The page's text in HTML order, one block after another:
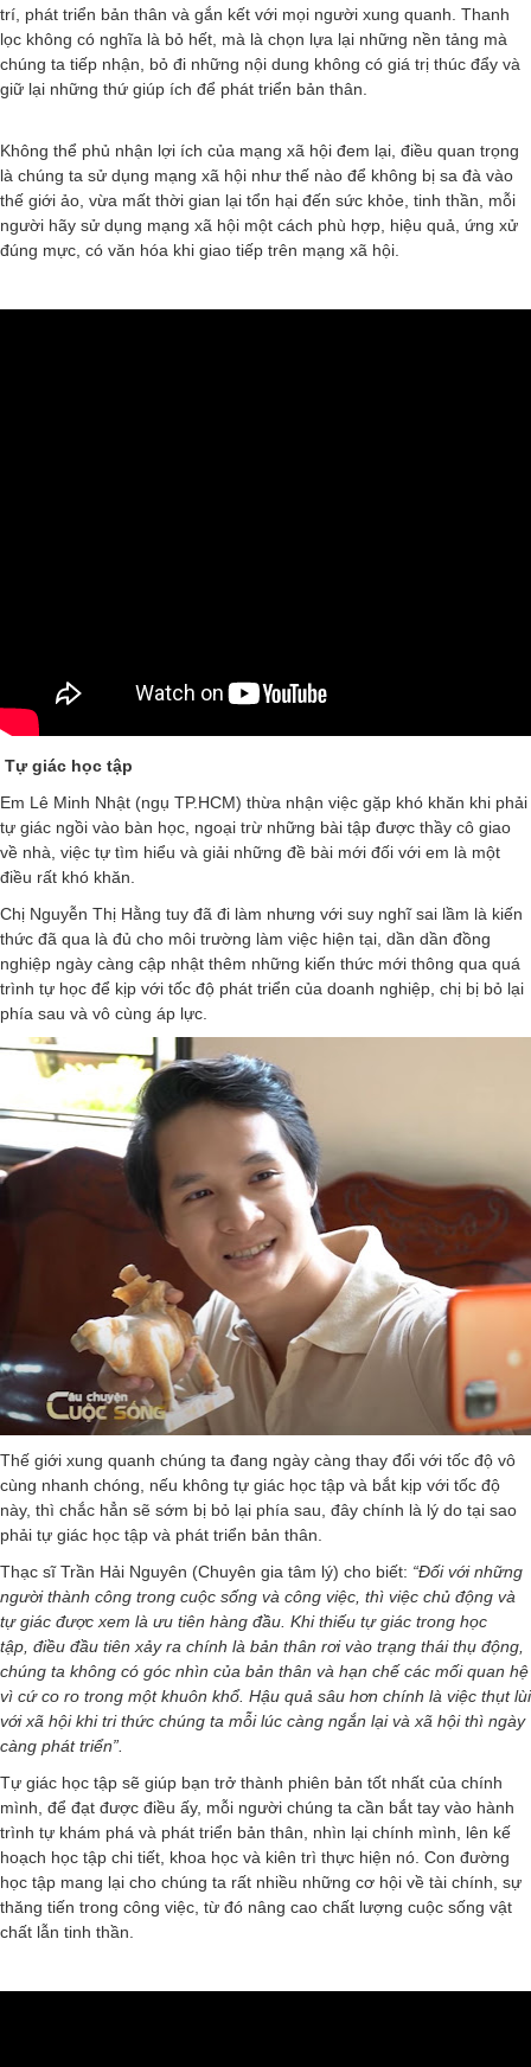
trí, phát triển bản thân và gắn kết với mọi người xung quanh. Thanh
lọc không có nghĩa là bỏ hết, mà là chọn lựa lại những nền tảng mà
chúng ta tiếp nhận, bỏ đi những nội dung không có giá trị thúc đẩy và
giữ lại những thứ giúp ích để phát triển bản thân.
Không thể phủ nhận lợi ích của mạng xã hội đem lại, điều quan trọng
là chúng ta sử dụng mạng xã hội như thế nào để không bị sa đà vào
thế giới ảo, vừa mất thời gian lại tổn hại đến sức khỏe, tinh thần, mỗi
người hãy sử dụng mạng xã hội một cách phù hợp, hiệu quả, ứng xử
đúng mực, có văn hóa khi giao tiếp trên mạng xã hội.
Tự giác học tập
Em Lê Minh Nhật (ngụ TP.HCM) thừa nhận việc gặp khó khăn khi phải
tự giác ngồi vào bàn học, ngoại trừ những bài tập được thầy cô giao
về nhà, việc tự tìm hiểu và giải những đề bài mới đối với em là một
điều rất khó khăn.
Chị Nguyễn Thị Hằng tuy đã đi làm nhưng với suy nghĩ sai lầm là kiến
thức đã qua là đủ cho môi trường làm việc hiện tại, dần dần đồng
nghiệp ngày càng cập nhật thêm những kiến thức mới thông qua quá
trình tự học để kịp với tốc độ phát triển của doanh nghiệp, chị bị bỏ lại
phía sau và vô cùng áp lực.
Thế giới xung quanh chúng ta đang ngày càng thay đổi với tốc độ vô
cùng nhanh chóng, nếu không tự giác học tập và bắt kịp với tốc độ
này, thì chắc hẳn sẽ sớm bị bỏ lại phía sau, đây chính là lý do tại sao
phải tự giác học tập và phát triển bản thân.
Thạc sĩ Trần Hải Nguyên (Chuyên gia tâm lý) cho biết: “Đối với những
người thành công trong cuộc sống và công việc, thì việc chủ động và
tự giác được xem là ưu tiên hàng đầu. Khi thiếu tự giác trong học
tập điều đầu tiên xảy ra chính là bản thân rơi vào trạng thái thụ động,
chúng ta không có góc nhìn của bản thân và hạn chế các mối quan hệ
vì cứ co ro trong một khuôn khổ. Hậu quả sâu hơn chính là việc thụt lùi
với xã hội khi tri thức chúng ta mỗi lúc càng ngắn lại và xã hội thì ngày
càng phát triển”.
Tự giác học tập sẽ giúp bạn trở thành phiên bản tốt nhất của chính
mình, để đạt được điều ấy, mỗi người chúng ta cần bắt tay vào hành
trình tự khám phá và phát triển bản thân, nhìn lại chính mình, lên kế
hoạch học tập chi tiết, khoa học và kiên trì thực hiện nó. Con đường
học tập mang lại cho chúng ta rất nhiều những cơ hội về tài chính, sự
thăng tiến trong công việc, từ đó nâng cao chất lượng cuộc sống vật
chất lẫn tinh thần.